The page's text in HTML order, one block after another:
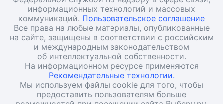
информационных технологий и массовых
коммуникаций. Пользовательское соглашение
Все права на любые материалы, опубликованные
на сайте, защищены в соответствии с российским
и международным законодательством
об интеллектуальной собственности.
На информационном ресурсе применяются
Рекомендательные технологии.
Мы используем файлы cookie для того, чтобы
предоставить пользователям больше